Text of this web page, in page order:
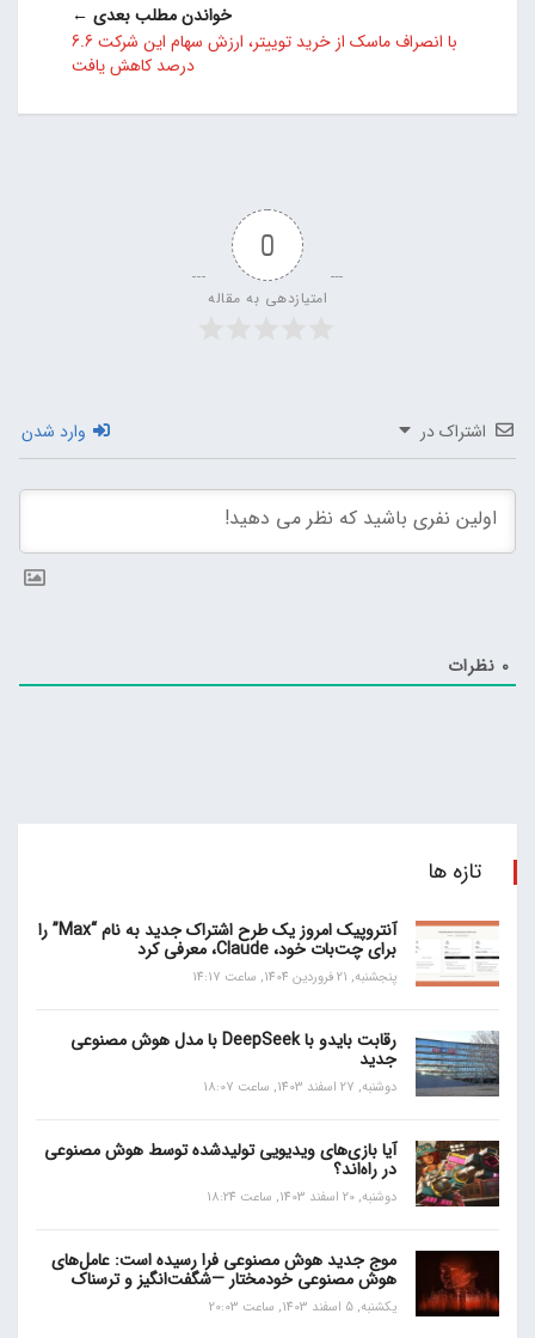
خواندن مطلب بعدی ←
با انصراف ماسک از خرید توییتر، ارزش سهام این شرکت 6.6
درصد کاهش یافت
0
امتیازدهی به مقاله
اشتراک در وارد شدن
0 نظرات
تازه ها
آنتروپیک امروز یک طرح اشتراک جدید به نام “Max” را
برای چت‌بات خود، Claude، معرفی کرد
پنجشنبه, 21 فروردین 1404, ساعت 14:17
رقابت بایدو با DeepSeek با مدل هوش مصنوعی
جدید
دوشنبه, 27 اسفند 1403, ساعت 18:07
آیا بازی‌های ویدیویی تولیدشده توسط هوش مصنوعی
در راه‌اند؟
دوشنبه, 20 اسفند 1403, ساعت 18:24
موج جدید هوش مصنوعی فرا رسیده است: عامل‌های
هوش مصنوعی خودمختار —شگفت‌انگیز و ترسناک
یکشنبه, 5 اسفند 1403, ساعت 20:03